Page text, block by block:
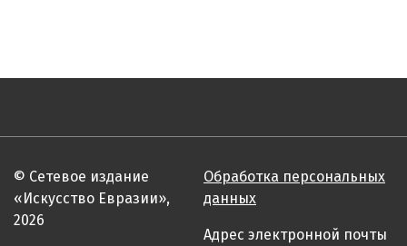
© Сетевое издание
«Искусство Евразии»,
2026
Обработка персональных
данных
Адрес электронной почты